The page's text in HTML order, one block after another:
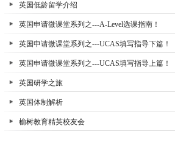
英国低龄留学介绍
英国申请微课堂系列之---A-Level选课指南！
英国申请微课堂系列之---UCAS填写指导下篇！
英国申请微课堂系列之---UCAS填写指导上篇！
英国研学之旅
英国体制解析
榆树教育精英校友会